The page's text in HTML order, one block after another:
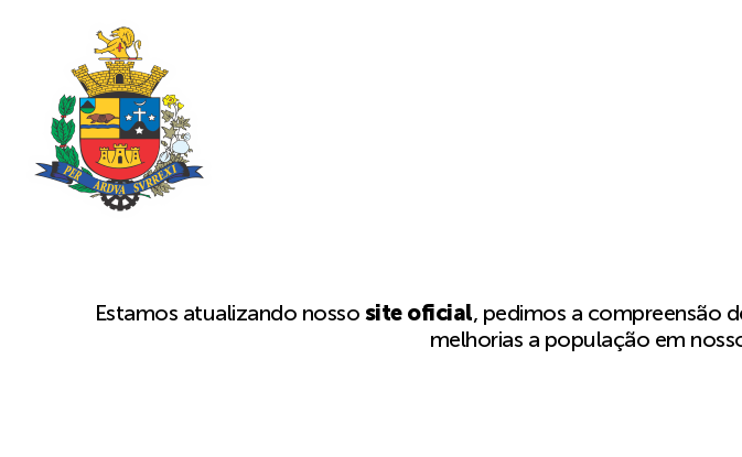
Estamos atualizando nosso site oficial, pedimos a compreensão
melhorias a população em